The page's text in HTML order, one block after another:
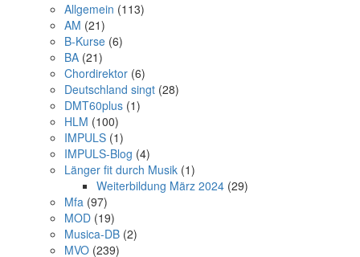
Allgemein (113)
AM (21)
B-Kurse (6)
BA (21)
Chordirektor (6)
Deutschland singt (28)
DMT60plus (1)
HLM (100)
IMPULS (1)
IMPULS-Blog (4)
Länger fit durch Musik (1)
Weiterbildung März 2024 (29)
Mfa (97)
MOD (19)
Musica-DB (2)
MVO (239)